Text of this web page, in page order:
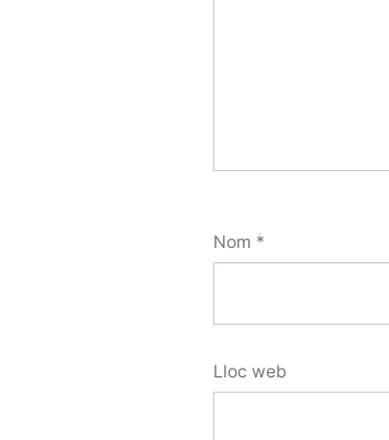
Nom *
Lloc web